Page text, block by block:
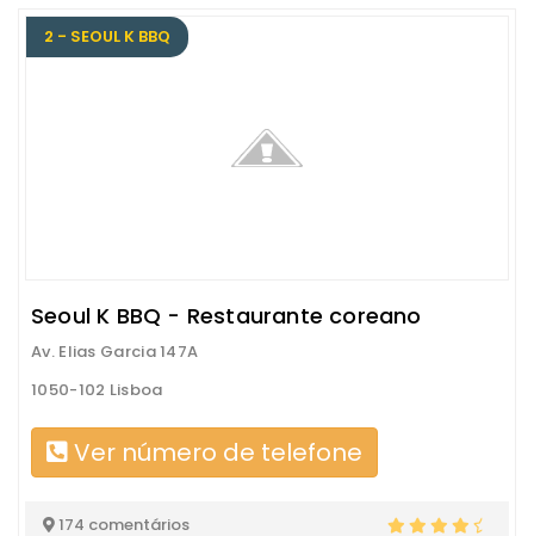
2 - SEOUL K BBQ
Seoul K BBQ - Restaurante coreano
Av. Elias Garcia 147A
1050-102 Lisboa
Ver número de telefone
174 comentários